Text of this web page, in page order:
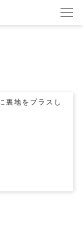
裏地をプラスし